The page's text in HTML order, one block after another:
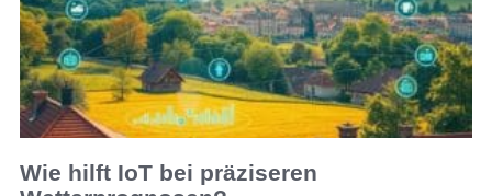
Wie hilft IoT bei präziseren